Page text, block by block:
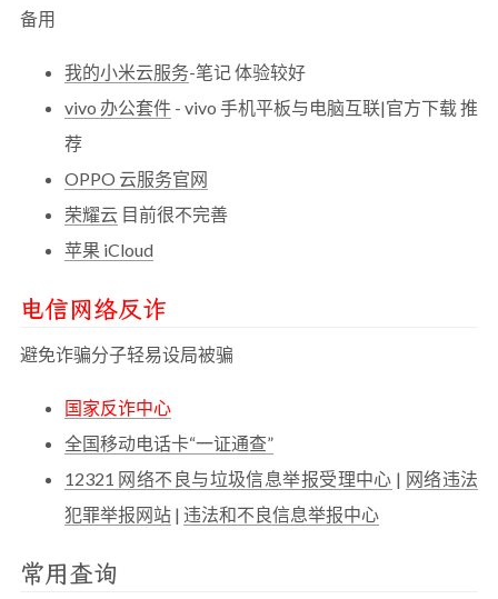
备用
我的小米云服务-笔记 体验较好
vivo 办公套件 - vivo 手机平板与电脑互联|官方下载 推
荐
OPPO 云服务官网
荣耀云 目前很不完善
苹果 iCloud
电信网络反诈
避免诈骗分子轻易设局被骗
国家反诈中心
全国移动电话卡“一证通查”
12321 网络不良与垃圾信息举报受理中心 | 网络违法
犯罪举报网站 | 违法和不良信息举报中心
常用查询